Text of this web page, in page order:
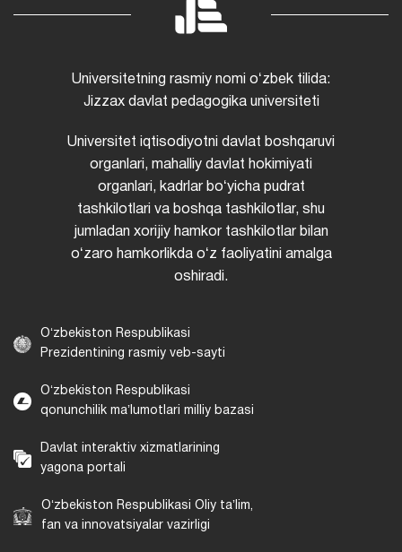
Universitetning rasmiy nomi oʻzbek tilida:
Jizzax davlat pedagogika universiteti
Universitet iqtisodiyotni davlat boshqaruvi
organlari, mahalliy davlat hokimiyati
organlari, kadrlar boʻyicha pudrat
tashkilotlari va boshqa tashkilotlar, shu
jumladan xorijiy hamkor tashkilotlar bilan
oʻzaro hamkorlikda oʻz faoliyatini amalga
oshiradi.
Oʻzbekiston Respublikasi
Prezidentining rasmiy veb-sayti
Oʻzbekiston Respublikasi
qonunchilik maʼlumotlari milliy bazasi
Davlat interaktiv xizmatlarining
yagona portali
Oʻzbekiston Respublikasi Oliy taʼlim,
fan va innovatsiyalar vazirligi